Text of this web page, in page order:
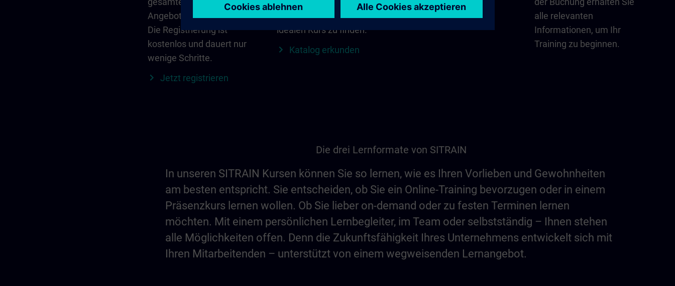
Angebot zuzugreifen.
Die Registrierung ist
kostenlos und dauert nur
wenige Schritte.
Jetzt registrieren
Katalog, um Ihren
idealen Kurs zu finden.
Katalog erkunden
Region erkunden
alle relevanten
Informationen, um Ihr
Training zu beginnen.
Die drei Lernformate von SITRAIN
In unseren SITRAIN Kursen können Sie so lernen, wie es Ihren Vorlieben und Gewohnheiten
am besten entspricht. Sie entscheiden, ob Sie ein Online-Training bevorzugen oder in einem
Präsenzkurs lernen wollen. Ob Sie lieber on-demand oder zu festen Terminen lernen
möchten. Mit einem persönlichen Lernbegleiter, im Team oder selbstständig – Ihnen stehen
alle Möglichkeiten offen. Denn die Zukunftsfähigkeit Ihres Unternehmens entwickelt sich mit
Ihren Mitarbeitenden – unterstützt von einem wegweisenden Lernangebot.